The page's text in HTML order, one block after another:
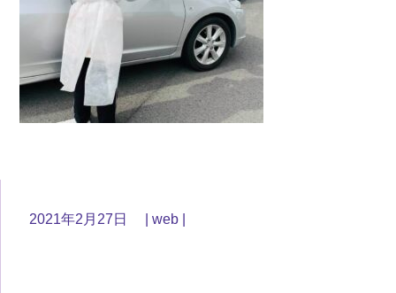
2021年2月27日 web